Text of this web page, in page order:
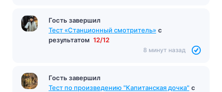
Гость завершил
Тест на тему Вводный тест 8-й класс Вариант
2 с результатом 17/22
8 минут назад
Гость завершил
Тест «Станционный смотритель» с